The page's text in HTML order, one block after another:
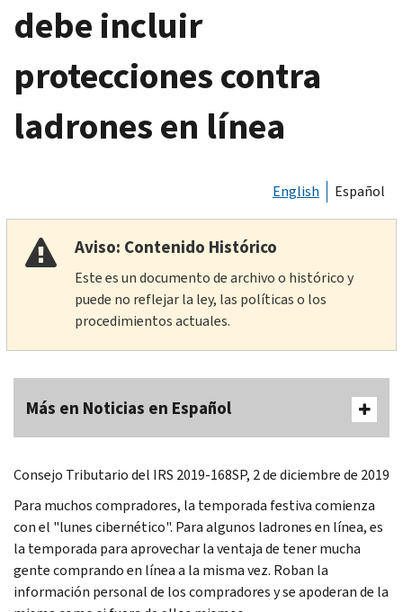
debe incluir
protecciones contra
ladrones en línea
English Español
Aviso: Contenido Histórico
Este es un documento de archivo o histórico y
puede no reflejar la ley, las políticas o los
procedimientos actuales.
Más en Noticias en Español
Consejo Tributario del IRS 2019-168SP, 2 de diciembre de 2019
Para muchos compradores, la temporada festiva comienza
con el "lunes cibernético". Para algunos ladrones en línea, es
la temporada para aprovechar la ventaja de tener mucha
gente comprando en línea a la misma vez. Roban la
información personal de los compradores y se apoderan de la